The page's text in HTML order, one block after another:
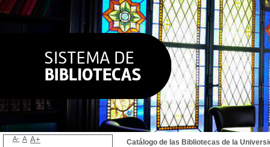
Catálogo de las Bibliotecas de la
A- A A+